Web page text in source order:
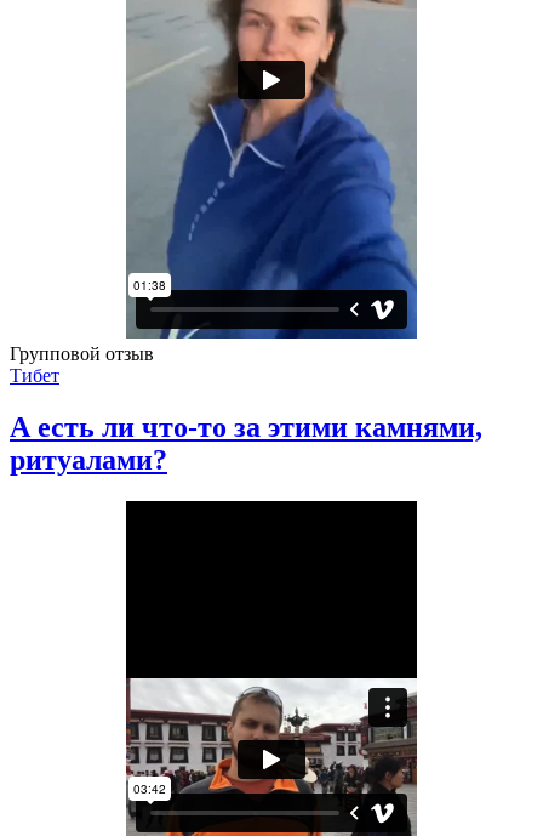
Групповой отзыв
Тибет
А есть ли что-то за этими камнями,
ритуалами?